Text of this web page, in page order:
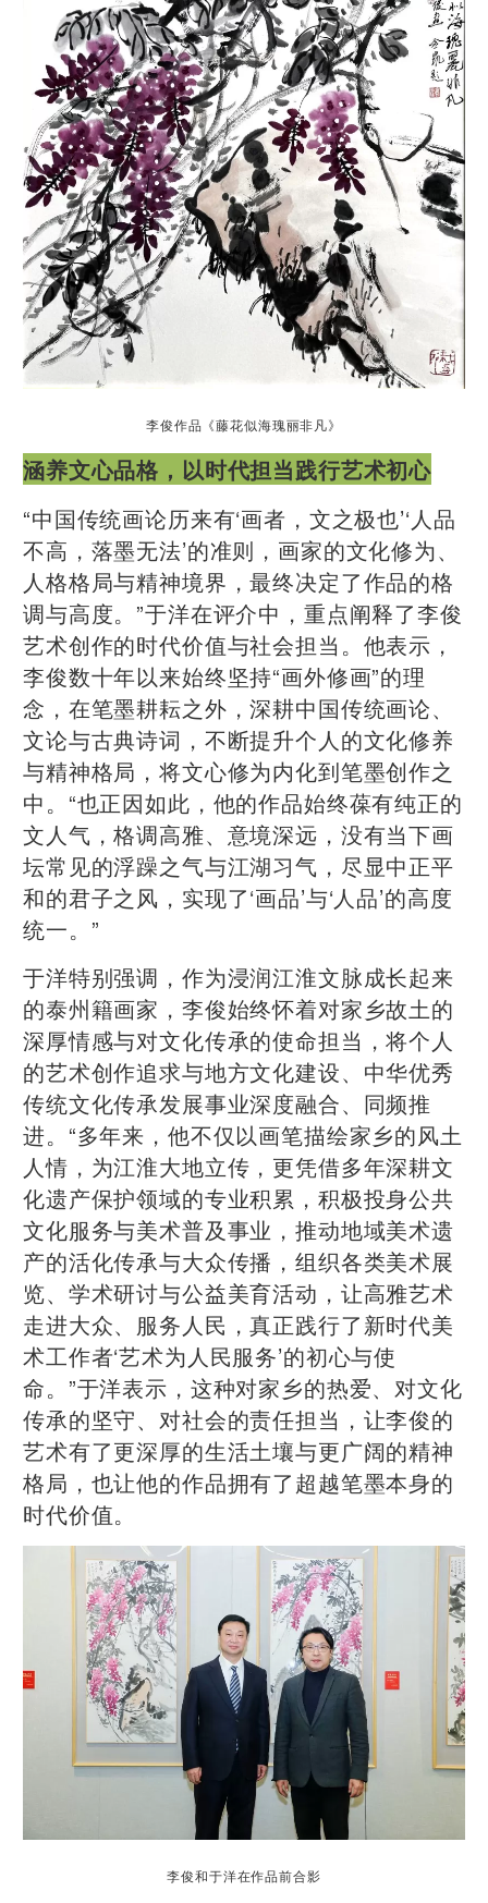
李俊作品《藤花似海瑰丽非凡》
涵养文心品格，以时代担当践行艺术初心
“中国传统画论历来有‘画者，文之极也’‘人品
不高，落墨无法’的准则，画家的文化修为、
人格格局与精神境界，最终决定了作品的格
调与高度。”于洋在评介中，重点阐释了李俊
艺术创作的时代价值与社会担当。他表示，
李俊数十年以来始终坚持“画外修画”的理
念，在笔墨耕耘之外，深耕中国传统画论、
文论与古典诗词，不断提升个人的文化修养
与精神格局，将文心修为内化到笔墨创作之
中。“也正因如此，他的作品始终葆有纯正的
文人气，格调高雅、意境深远，没有当下画
坛常见的浮躁之气与江湖习气，尽显中正平
和的君子之风，实现了‘画品’与‘人品’的高度
统一。”
于洋特别强调，作为浸润江淮文脉成长起来
的泰州籍画家，李俊始终怀着对家乡故土的
深厚情感与对文化传承的使命担当，将个人
的艺术创作追求与地方文化建设、中华优秀
传统文化传承发展事业深度融合、同频推
进。“多年来，他不仅以画笔描绘家乡的风土
人情，为江淮大地立传，更凭借多年深耕文
化遗产保护领域的专业积累，积极投身公共
文化服务与美术普及事业，推动地域美术遗
产的活化传承与大众传播，组织各类美术展
览、学术研讨与公益美育活动，让高雅艺术
走进大众、服务人民，真正践行了新时代美
术工作者‘艺术为人民服务’的初心与使
命。”于洋表示，这种对家乡的热爱、对文化
传承的坚守、对社会的责任担当，让李俊的
艺术有了更深厚的生活土壤与更广阔的精神
格局，也让他的作品拥有了超越笔墨本身的
时代价值。
李俊和于洋在作品前合影